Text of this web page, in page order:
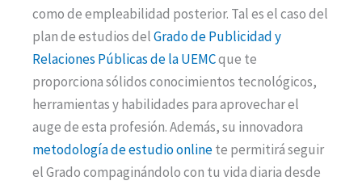
como de empleabilidad posterior. Tal es el caso del
plan de estudios delGrado de Publicidad y
Relaciones Públicas de la UEMCque te
proporciona sólidos conocimientos tecnológicos,
herramientas y habilidades para aprovechar el
auge de esta profesión. Además, su innovadora
metodología de estudio onlinete permitirá seguir
el Grado compaginándolo con tu vida diaria desde